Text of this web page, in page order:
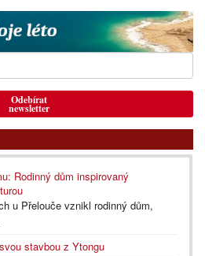
Odebírat
newsletter
Rodinný dům inspirovaný
u Přelouče vznikl rodinný dům,
stavbou z Ytongu